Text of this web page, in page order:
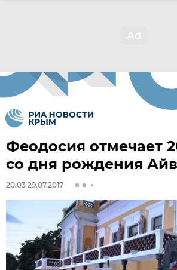
Феодосия отмечает
со дня рождения
20:03 29.07.2017